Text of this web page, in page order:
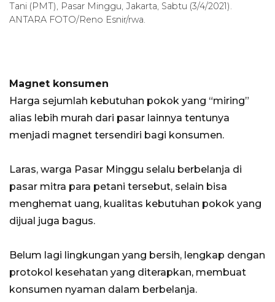
Tani (PMT), Pasar Minggu, Jakarta, Sabtu (3/4/2021).
ANTARA FOTO/Reno Esnir/rwa.
Magnet konsumen
Harga sejumlah kebutuhan pokok yang “miring”
alias lebih murah dari pasar lainnya tentunya
menjadi magnet tersendiri bagi konsumen.
Laras, warga Pasar Minggu selalu berbelanja di
pasar mitra para petani tersebut, selain bisa
menghemat uang, kualitas kebutuhan pokok yang
dijual juga bagus.
Belum lagi lingkungan yang bersih, lengkap dengan
protokol kesehatan yang diterapkan, membuat
konsumen nyaman dalam berbelanja.